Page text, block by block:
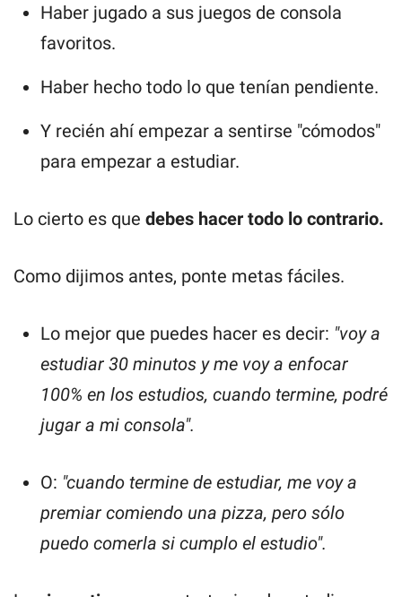
Haber jugado a sus juegos de consola
favoritos.
Haber hecho todo lo que tenían pendiente.
Y recién ahí empezar a sentirse "cómodos"
para empezar a estudiar.
Lo cierto es que debes hacer todo lo contrario.
Como dijimos antes, ponte metas fáciles.
Lo mejor que puedes hacer es decir: "voy a
estudiar 30 minutos y me voy a enfocar
100% en los estudios, cuando termine, podré
jugar a mi consola".
O: "cuando termine de estudiar, me voy a
premiar comiendo una pizza, pero sólo
puedo comerla si cumplo el estudio".